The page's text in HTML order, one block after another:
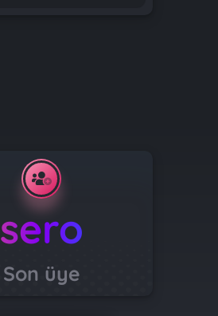
sero
Son üye